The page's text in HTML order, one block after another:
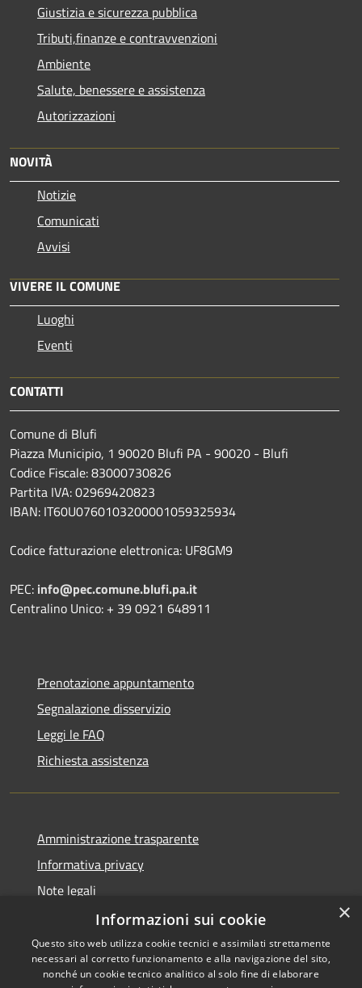
Giustizia e sicurezza pubblica
Tributi,finanze e contravvenzioni
Ambiente
Salute, benessere e assistenza
Autorizzazioni
NOVITÀ
Notizie
Comunicati
Avvisi
VIVERE IL COMUNE
Luoghi
Eventi
CONTATTI
Comune di Blufi
Piazza Municipio, 1 90020 Blufi PA - 90020 - Blufi
Codice Fiscale: 83000730826
Partita IVA: 02969420823
IBAN: IT60U0760103200001059325934
Codice fatturazione elettronica: UF8GM9
PEC: info@pec.comune.blufi.pa.it
Centralino Unico: + 39 0921 648911
Prenotazione appuntamento
Segnalazione disservizio
Leggi le FAQ
Richiesta assistenza
Amministrazione trasparente
Informativa privacy
Note legali
Dichiarazione di accessibilità
×
Informazioni sui cookie
Questo sito web utilizza cookie tecnici e assimilati strettamente
necessari al corretto funzionamento e alla navigazione del sito,
nonché un cookie tecnico analitico al solo fine di elaborare